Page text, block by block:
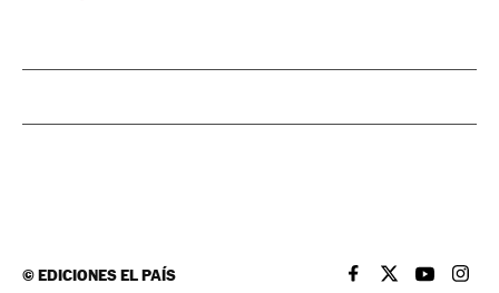
©EDICIONES EL PAÍS EL PAÍS BRASIL EN
EL PAÍSEL PAÍS
EL